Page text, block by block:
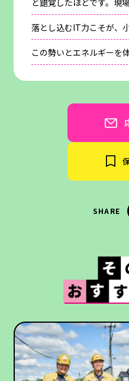
落とし込むIT力こそが、
この勢いとエネルギーを
SHARE